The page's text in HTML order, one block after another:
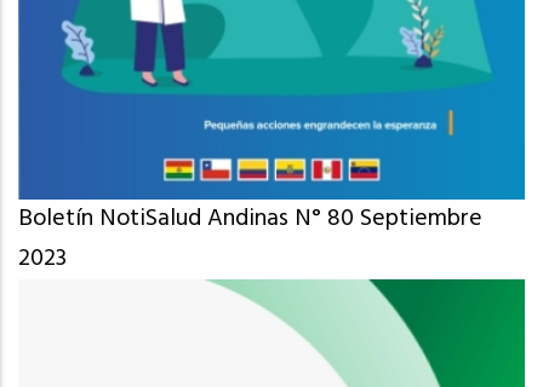
Boletín NotiSalud Andinas N° 80 Septiembre
2023